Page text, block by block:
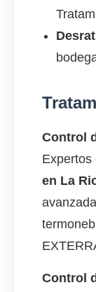
Control
Expertos
en La
Control